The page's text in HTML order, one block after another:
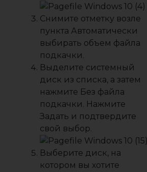
Снимите отметку возле
пункта Автоматически
выбирать объем файла
подкачки.
Выделите системный
диск из списка, а затем
нажмите Без файла
подкачки. Нажмите
Задать и подтвердите
свой выбор.
Выберите диск, на
котором вы хотите